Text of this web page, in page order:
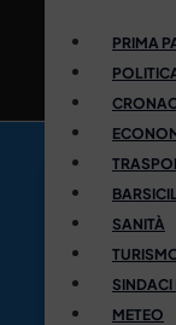
PRIMA
SANITÀ
SINDACI
METEO